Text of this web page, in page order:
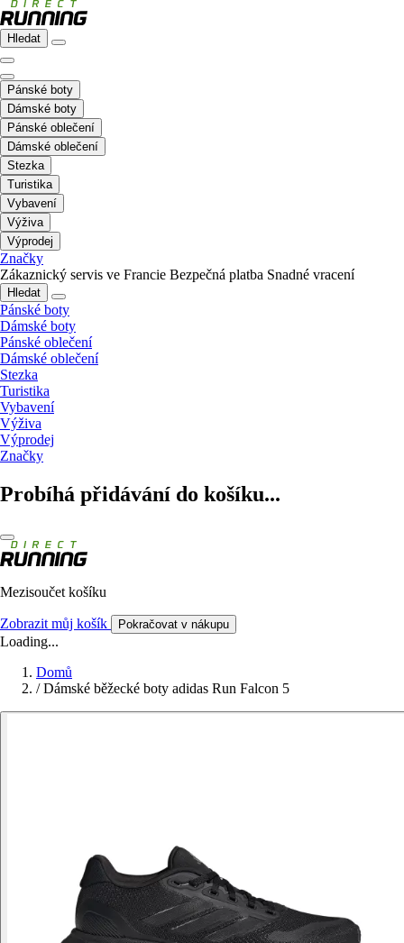
Hledat
Pánské boty
Dámské boty
Pánské oblečení
Dámské oblečení
Stezka
Turistika
Vybavení
Výživa
Výprodej
Značky
Zákaznický servis ve Francie Bezpečná platba Snadné vracení
Hledat
Pánské boty
Dámské boty
Pánské oblečení
Dámské oblečení
Stezka
Turistika
Vybavení
Výživa
Výprodej
Značky
Probíhá přidávání do košíku...
Mezisoučet košíku
Zobrazit můj košík Pokračovat v nákupu
Loading...
Domů
/ Dámské běžecké boty adidas Run Falcon 5